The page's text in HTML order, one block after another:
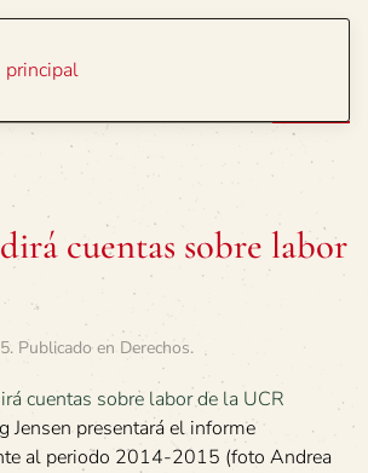
principal
cuentas sobre labor
. Publicado en Derechos.
Jensen presentará el informe
al periodo 2014-2015 (foto Andrea